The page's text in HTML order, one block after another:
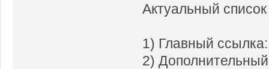
Актуальный
1) Главный
2)